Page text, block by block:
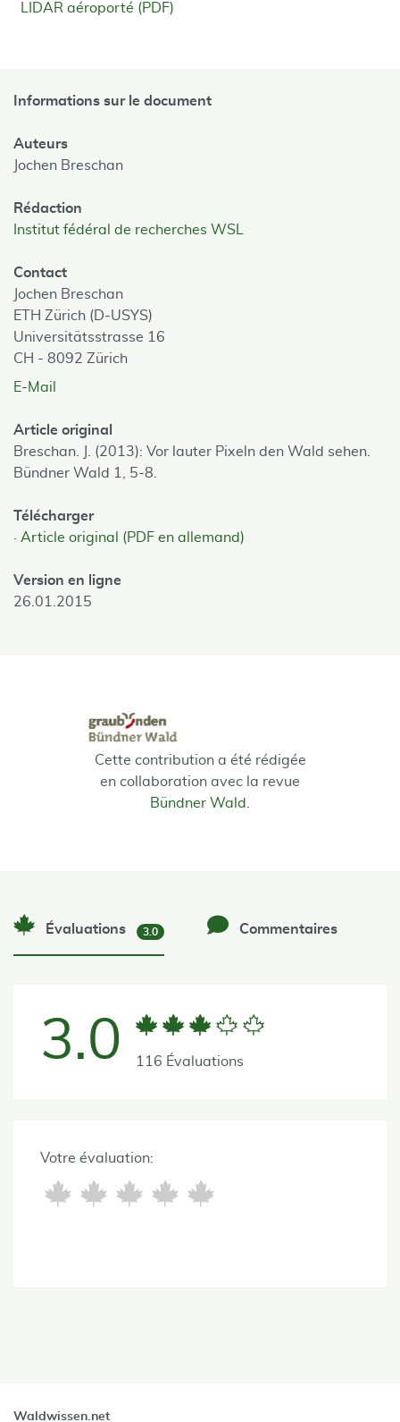
LIDAR aéroporté (PDF)
Informations sur le document
Auteurs
Jochen Breschan
Rédaction
Institut fédéral de recherches WSL
Contact
Jochen Breschan
ETH Zürich (D-USYS)
Universitätsstrasse 16
CH - 8092 Zürich
E-Mail
Article original
Breschan. J. (2013): Vor lauter Pixeln den Wald sehen.
Bündner Wald 1, 5-8.
Télécharger
Article original (PDF en allemand)
Version en ligne
26.01.2015
Cette contribution a été rédigée
en collaboration avec la revue
Bündner Wald
Évaluations 3.0 Commentaires
3.0 116 Évaluations
Votre évaluation:
Waldwissen.net